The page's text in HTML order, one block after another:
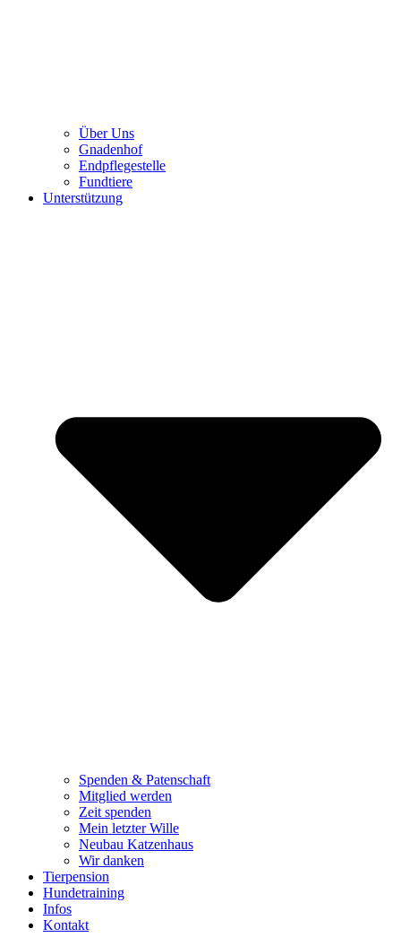
Über Uns
Gnadenhof
Endpflegestelle
Fundtiere
Unterstützung
Spenden & Patenschaft
Mitglied werden
Zeit spenden
Mein letzter Wille
Neubau Katzenhaus
Wir danken
Tierpension
Hundetraining
Infos
Kontakt